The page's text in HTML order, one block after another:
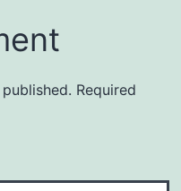
Required